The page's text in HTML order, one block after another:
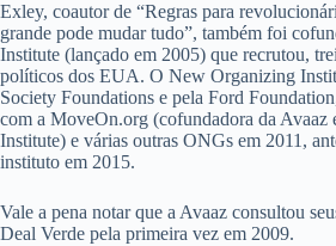
Exley, coautor de “Regras para
grande pode mudar tudo”, também foi
Institute (lançado em 2005) que recrutou,
políticos dos EUA. O New Organizing
Society Foundations e pela Ford
com a MoveOn.org (cofundadora da
Institute) e várias outras ONGs em 2011,
instituto em 2015.
Vale a pena notar que a Avaaz consultou
Deal Verde pela primeira vez em 2009.